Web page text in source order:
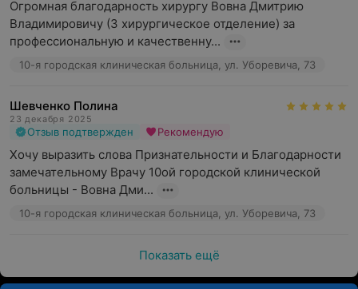
Огромная благодарность хирургу Вовна Дмитрию
Владимировичу (3 хирургическое отделение) за
профессиональную и качественну...
10-я городская клиническая больница, ул. Уборевича, 73
Шевченко Полина
23 декабря 2025
Отзыв подтвержден Рекомендую
Хочу выразить слова Признательности и Благодарности
замечательному Врачу 10ой городской клинической
больницы - Вовна Дми...
10-я городская клиническая больница, ул. Уборевича, 73
Показать ещё